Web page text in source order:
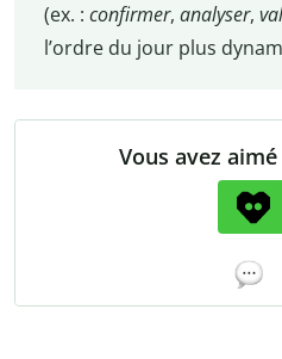
(ex. : confirmer, analyser,
l’ordre du jour plus
Vous avez